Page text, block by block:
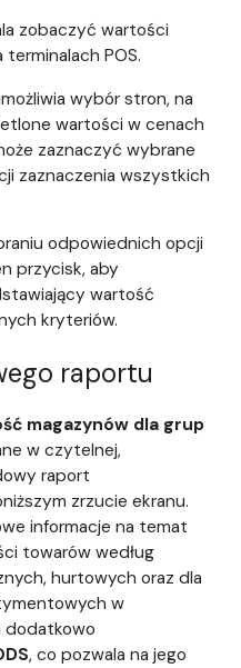
zobaczyć wartości
POS.
wybór stron, na
wartości w cenach
zaznaczyć wybrane
zaznaczenia wszystkich
odpowiednich opcji
przycisk, aby
wartość
kryteriów.
raportu
magazynów dla grup
w czytelnej,
raport
zrzucie ekranu.
informacje na temat
towarów według
hurtowych oraz dla
w
dodatkowo
, co pozwala na jego